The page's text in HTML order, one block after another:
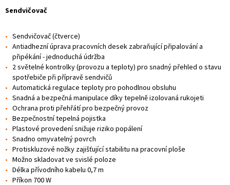
Sendvičovač
Sendvičovač (čtverce)
Antiadhezní úprava pracovních desek zabraňující připalování a
připékání - jednoduchá údržba
2 světelné kontrolky (provozu a teploty) pro snadný přehled o stavu
spotřebiče při přípravě sendvičů
Automatická regulace teploty pro pohodlnou obsluhu
Snadná a bezpečná manipulace díky tepelně izolovaná rukojeti
Ochrana proti přehřátí pro bezpečný provoz
Bezpečnostní tepelná pojistka
Plastové provedení snižuje riziko popálení
Snadno omyvatelný povrch
Protiskluzové nožky zajišťující stabilitu na pracovní ploše
Možno skladovat ve svislé poloze
Délka přívodního kabelu 0,7 m
Příkon 700 W